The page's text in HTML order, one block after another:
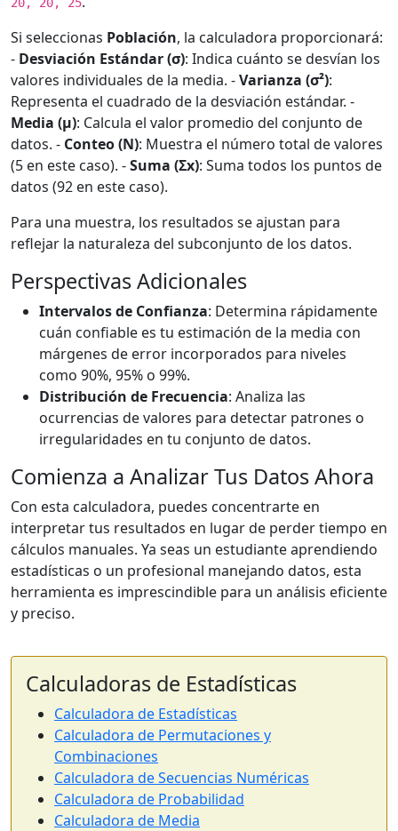
Si seleccionas Población, la calculadora proporcionará:
- Desviación Estándar (σ): Indica cuánto se desvían los
valores individuales de la media. -Varianza (σ²):
Representa el cuadrado de la desviación estándar. -
Media (μ): Calcula el valor promedio del conjunto de
datos. - Conteo (N): Muestra el número total de valores
(5 en este caso). -Suma (Σx): Suma todos los puntos de
datos (92 en este caso).
Para una muestra, los resultados se ajustan para
reflejar la naturaleza del subconjunto de los datos.
Perspectivas Adicionales
Intervalos de Confianza: Determina rápidamente
cuán confiable es tu estimación de la media con
márgenes de error incorporados para niveles
como 90%, 95% o 99%.
Distribución de Frecuencia: Analiza las
ocurrencias de valores para detectar patrones o
irregularidades en tu conjunto de datos.
Comienza a Analizar Tus Datos Ahora
Con esta calculadora, puedes concentrarte en
interpretar tus resultados en lugar de perder tiempo en
cálculos manuales. Ya seas un estudiante aprendiendo
estadísticas o un profesional manejando datos, esta
herramienta es imprescindible para un análisis eficiente
y preciso.
Calculadoras de Estadísticas
Calculadora de Estadísticas
Calculadora de Permutaciones y
Combinaciones
Calculadora de Secuencias Numéricas
Calculadora de Probabilidad
Calculadora de Media